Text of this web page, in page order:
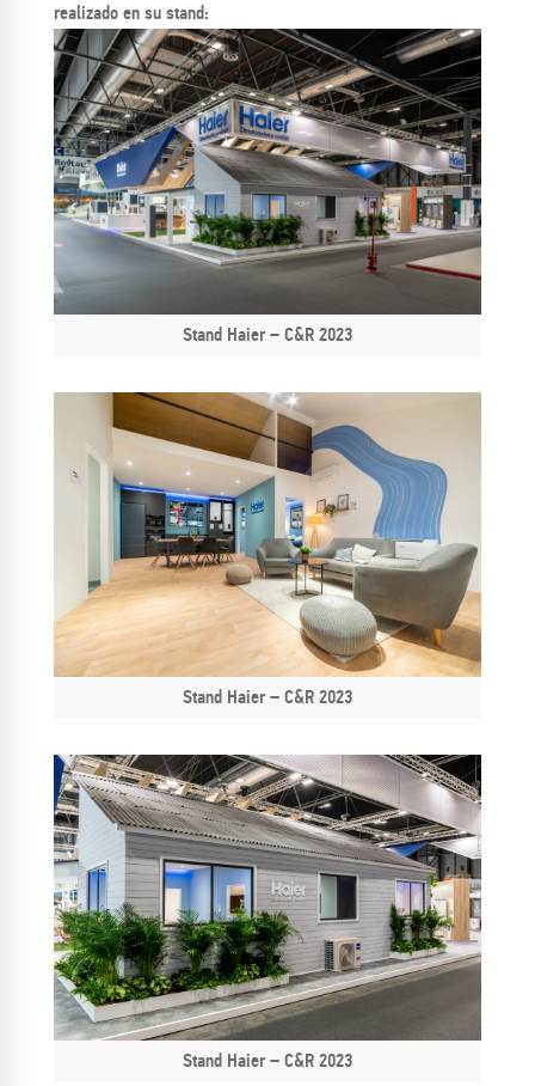
realizado en su stand:
Stand Haier – C&R 2023
Stand Haier – C&R 2023
Stand Haier – C&R 2023